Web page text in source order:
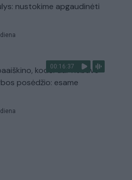
nustokime apgaudinėti
00:16:37
kodėl dar nebuvo
posėdžio: esame